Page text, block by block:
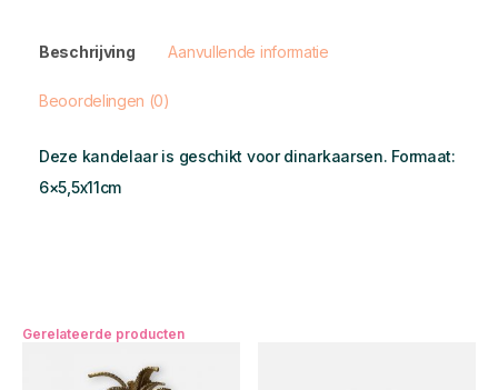
Beschrijving Aanvullende informatie
Beoordelingen (0)
Deze kandelaar is geschikt voor dinarkaarsen. Formaat:
6×5,5x11cm
Gerelateerde producten